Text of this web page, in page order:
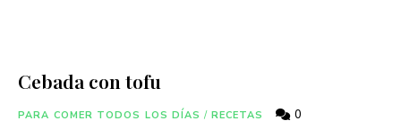
Cebada con tofu
PARA COMER TODOS LOS DÍAS / RECETAS 0